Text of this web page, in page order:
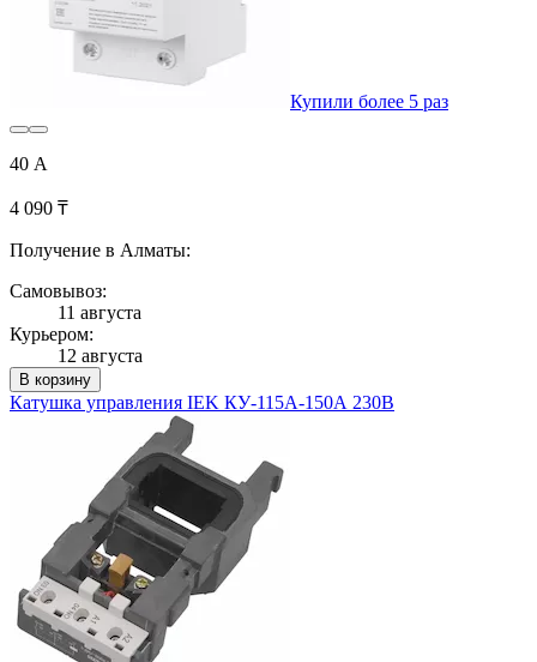
Купили более 5 раз
40 А
4 090 ₸
Получение в Алматы:
Самовывоз:
11 августа
Курьером:
12 августа
В корзину
Катушка управления IEK КУ-115А-150А 230В